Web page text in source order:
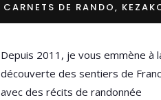
CARNETS DE RANDO,
Depuis 2011, je vous emmène à
découverte des sentiers de
avec des récits de randonnée